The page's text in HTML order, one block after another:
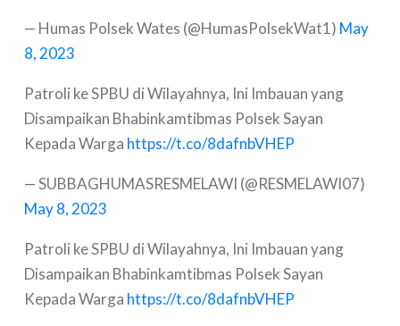
— Humas Polsek Wates (@HumasPolsekWat1) May
8, 2023
Patroli ke SPBU di Wilayahnya, Ini Imbauan yang
Disampaikan Bhabinkamtibmas Polsek Sayan
Kepada Warga https://t.co/8dafnbVHEP
— SUBBAGHUMASRESMELAWI (@RESMELAWI07)
May 8, 2023
Patroli ke SPBU di Wilayahnya, Ini Imbauan yang
Disampaikan Bhabinkamtibmas Polsek Sayan
Kepada Warga https://t.co/8dafnbVHEP